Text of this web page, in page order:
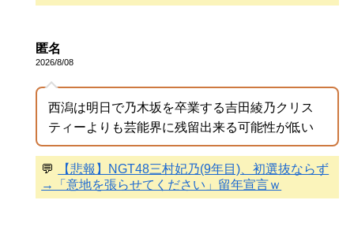
匿名
2026/8/08
西潟は明日で乃木坂を卒業する吉田綾乃クリス
ティーよりも芸能界に残留出来る可能性が低い
💬
【悲報】NGT48三村妃乃(9年目)、初選抜ならず
→「意地を張らせてください」留年宣言ｗ